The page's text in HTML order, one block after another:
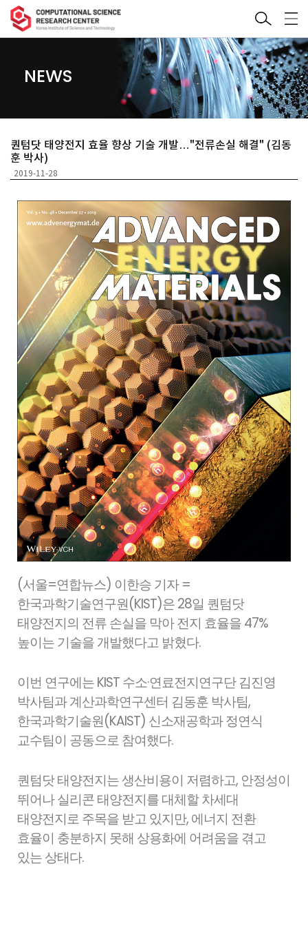
NEWS
퀀텀닷 태양전지 효율 향상 기술 개발…"전류손실 해결" (김동
훈 박사)
2019-11-28
(서울=연합뉴스) 이한승 기자 =
한국과학기술연구원(KIST)은 28일 퀀텀닷
태양전지의 전류 손실을 막아 전지 효율을 47%
높이는 기술을 개발했다고 밝혔다.
이번 연구에는 KIST 수소·연료전지연구단 김진영
박사팀과 계산과학연구센터 김동훈 박사팀,
한국과학기술원(KAIST) 신소재공학과 정연식
교수팀이 공동으로 참여했다.
퀀텀닷 태양전지는 생산비용이 저렴하고, 안정성이
뛰어나 실리콘 태양전지를 대체할 차세대
태양전지로 주목을 받고 있지만, 에너지 전환
효율이 충분하지 못해 상용화에 어려움을 겪고
있는 상태다.